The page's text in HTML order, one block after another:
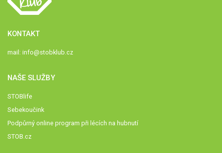
KONTAKT
mail: info@stobklub.cz
NAŠE SLUŽBY
STOBlife
Sebekoučink
Podpůrný online program při lécích na hubnutí
STOB.cz